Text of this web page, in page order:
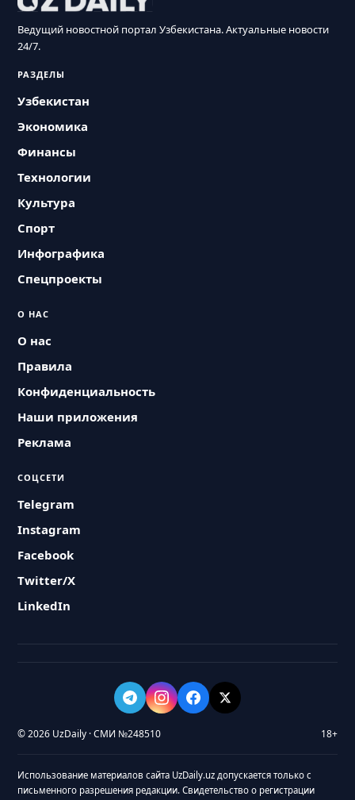
Ведущий новостной портал Узбекистана. Актуальные новости
24/7.
РАЗДЕЛЫ
Узбекистан
Экономика
Финансы
Технологии
Культура
Спорт
Инфографика
Спецпроекты
О НАС
О нас
Правила
Конфиденциальность
Наши приложения
Реклама
СОЦСЕТИ
Telegram
Instagram
Facebook
Twitter/X
LinkedIn
© 2026 UzDaily · СМИ №248510 18+
Использование материалов сайта UzDaily.uz допускается только с
письменного разрешения редакции. Свидетельство о регистрации